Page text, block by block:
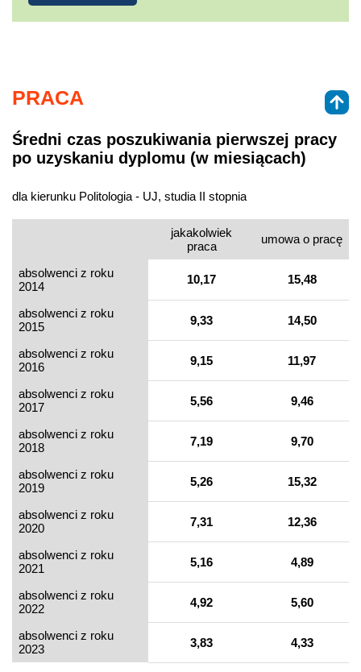
PRACA
Średni czas poszukiwania pierwszej pracy
po uzyskaniu dyplomu (w miesiącach)
dla kierunku Politologia - UJ, studia II stopnia
jakakolwiek
praca
umowa o pracę
absolwenci z roku
2014
10,17 15,48
absolwenci z roku
2015
9,33 14,50
absolwenci z roku
2016
9,15 11,97
absolwenci z roku
2017
5,56 9,46
absolwenci z roku
2018
7,19 9,70
absolwenci z roku
2019
5,26 15,32
absolwenci z roku
2020
7,31 12,36
absolwenci z roku
2021
5,16 4,89
absolwenci z roku
2022
4,92 5,60
absolwenci z roku
2023
3,83 4,33